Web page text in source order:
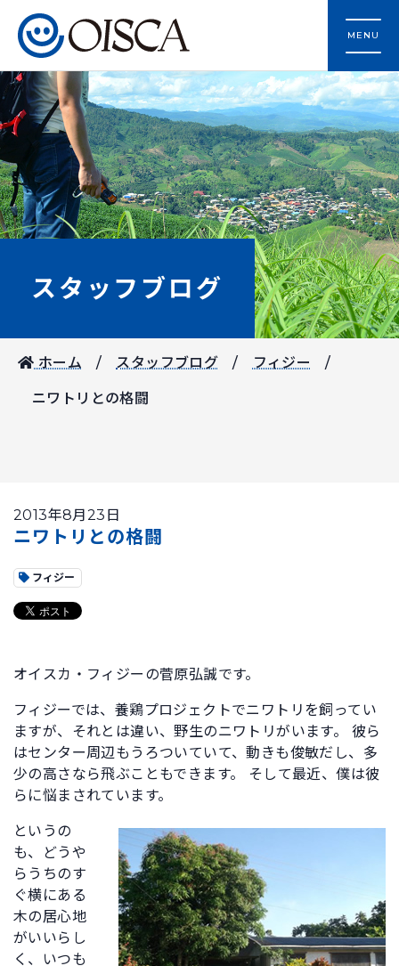
MENU
スタッフブログ
ホーム スタッフブログ フィジー
ニワトリとの格闘
2013年8月23日
ニワトリとの格闘
フィジー
オイスカ・フィジーの菅原弘誠です。
フィジーでは、養鶏プロジェクトでニワトリを飼ってい
ますが、それとは違い、野生のニワトリがいます。 彼ら
はセンター周辺もうろついていて、動きも俊敏だし、多
少の高さなら飛ぶこともできます。 そして最近、僕は彼
らに悩まされています。
というの
も、どうや
らうちのす
ぐ横にある
木の居心地
がいいらし
く、いつも